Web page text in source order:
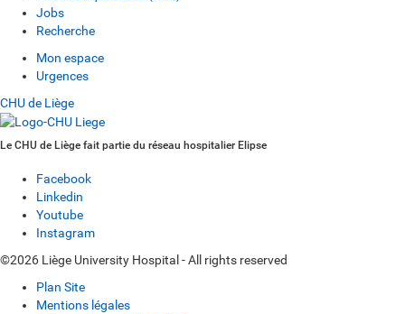
Jobs
Recherche
Mon espace
Urgences
CHU de Liège
Le CHU de Liège fait partie du réseau hospitalier Elipse
Facebook
Linkedin
Youtube
Instagram
©2026 Liège University Hospital - All rights reserved
Plan Site
Mentions légales